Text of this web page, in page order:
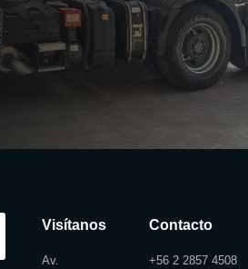
Visítanos
Av.
Contacto
+56 2 2857 4508